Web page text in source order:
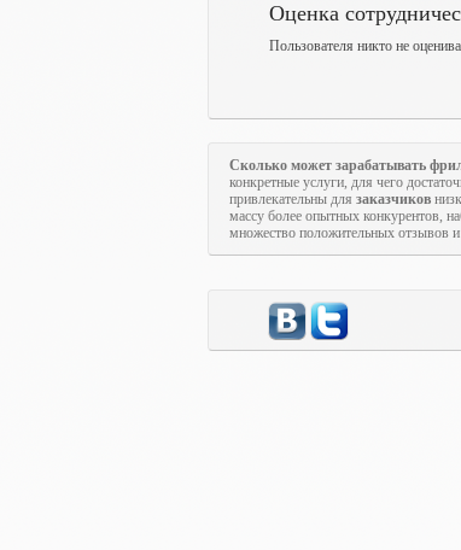
Оценка
Пользователя никто не
Сколько может зарабатывать
конкретные услуги, для чего
привлекательны для заказчиков
массу более опытных конкурентов,
множество положительных отзывов